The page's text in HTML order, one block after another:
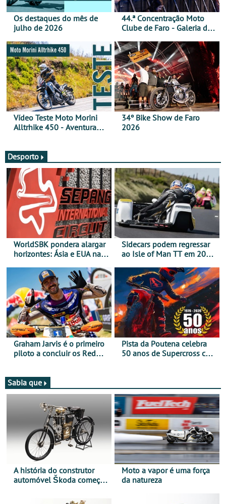
Os destaques do mês de
julho de 2026
44.ª Concentração Moto
Clube de Faro - Galeria de
Vídeo Teste Moto Morini
Alltrhike 450 - Aventura
34º Bike Show de Faro
2026
Desporto
WorldSBK pondera alargar
horizontes: Ásia e EUA na
Sidecars podem regressar
ao Isle of Man TT em 2027
Graham Jarvis é o primeiro
piloto a concluir os Red
Pista da Poutena celebra
50 anos de Supercross com
Sabia que
A história do construtor
automóvel Škoda começou
Moto a vapor é uma força
da natureza